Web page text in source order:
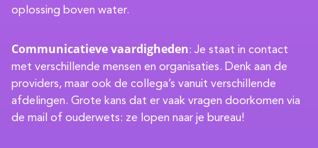
oplossing boven water.
Communicatieve vaardigheden: Je staat in contact
met verschillende mensen en organisaties. Denk aan de
providers, maar ook de collega’s vanuit verschillende
afdelingen. Grote kans dat er vaak vragen doorkomen via
de mail of ouderwets: ze lopen naar je bureau!